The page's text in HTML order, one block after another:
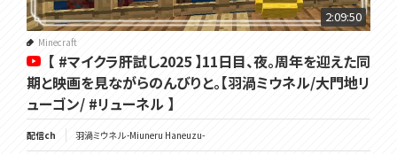
2:09:50
Minecraft
【 #マイクラ肝試し2025 】11日目、夜。周年を迎えた同
期と映画を見ながらのんびりと。【羽渦ミウネル/大門地リ
ューゴン/ #リューネル 】
配信ch 羽渦ミウネル -Miuneru Haneuzu-